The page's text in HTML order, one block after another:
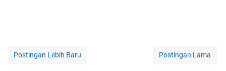
Postingan Lebih Baru Postingan Lama